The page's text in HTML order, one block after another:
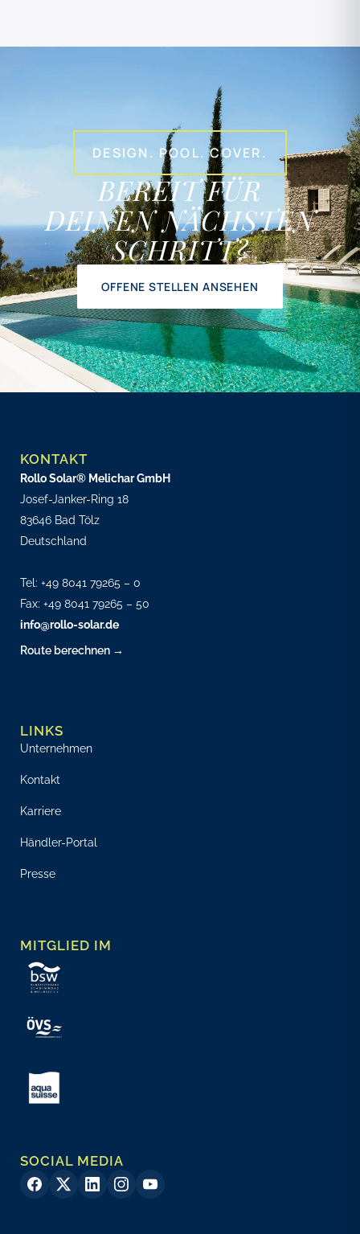
DESIGN. POOL. COVER.
BEREIT FÜR
DEINEN NÄCHSTEN
SCHRITT?
OFFENE STELLEN ANSEHEN
KONTAKT
Rollo Solar® Melichar GmbH
Josef-Janker-Ring 18
83646 Bad Tölz
Deutschland
Tel: +49 8041 79265 – 0
Fax: +49 8041 79265 – 50
info@rollo-solar.de
Route berechnen →
LINKS
Unternehmen
Kontakt
Karriere
Händler-Portal
Presse
MITGLIED IM
SOCIAL MEDIA